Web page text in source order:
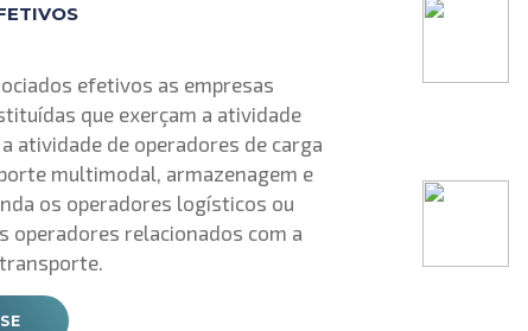
efetivos as empresas
que exerçam a atividade
atividade de operadores de carga
multimodal, armazenagem e
os operadores logísticos ou
operadores relacionados com a